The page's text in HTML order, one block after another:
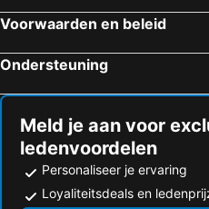
Hotels in Cazaubon
Hotels in Saint-Geniez-d'Olt
Hotels in Cordes-Sur-Ciel
Voorwaarden en beleid
Ondersteuning
Meld je aan voor
ledenvoordelen
Personaliseer je ervaring
Loyaliteitsdeals en